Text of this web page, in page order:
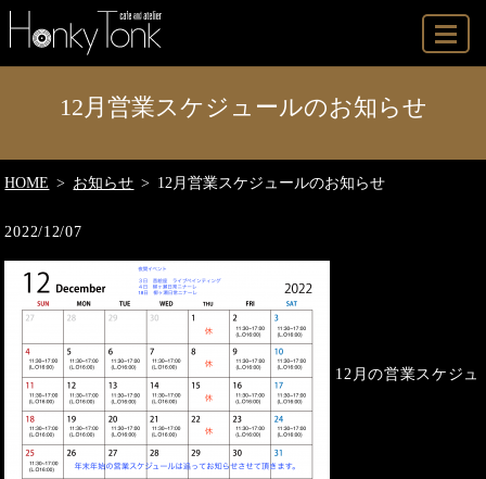
MENU
12月営業スケジュールのお知らせ
HOME お知らせ 12月営業スケジュールのお知らせ
2022/12/07
12月の営業スケジュ